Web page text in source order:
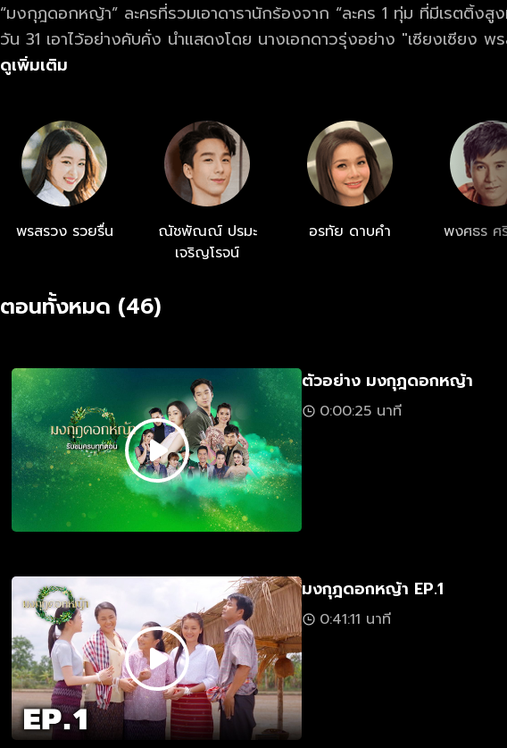
“มงกุฎดอกหญ้า” ละครที่รวมเอาดารานักร้องจาก “ละคร 1 ทุ่ม ที่มีเรตติ้งสู
วัน 31 เอาไว้อย่างคับคั่ง นำแสดงโดย นางเอกดาวรุ่งอย่าง "เซียงเซียง พ
กับ "ปีโป้ ณัชพัณณ์" พระเอกหนุ่มหน้าใสขวัญใจคนดู...เรื่องราวความขัดแย้ง
เห็นใจและพยายามช่วยเหลือนักร้องสาวและเหล่าพี่น้องอย่างสุดกำลัง กลายเ
เสียงเพลงของหมู่เฮาที่น่าติดตาม!
ดูเพิ่มเติม
พรสรวง รวยรื่น
ณัชพัณณ์ ปรมะ
เจริญโรจน์
อรทัย ดาบคำ พงศธร ศ
ตอนทั้งหมด (46)
ตัวอย่าง มงกุฎดอกหญ้า
0:00:25 นาที
มงกุฎดอกหญ้า EP.1
0:41:11 นาที